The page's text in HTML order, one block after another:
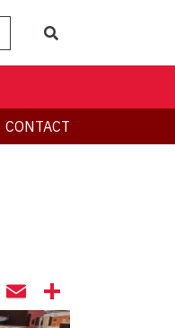
CONTACT
Twitter
Email